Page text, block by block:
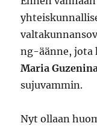
ng-äänne, jota
Maria
sujuvammin.
Nyt ollaan